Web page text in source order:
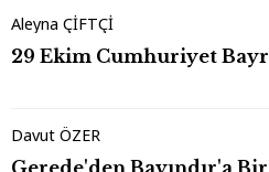
Aleyna ÇİFTÇİ
29 Ekim Cumhuriyet
Davut ÖZER
Gerede'den Bayındır'a